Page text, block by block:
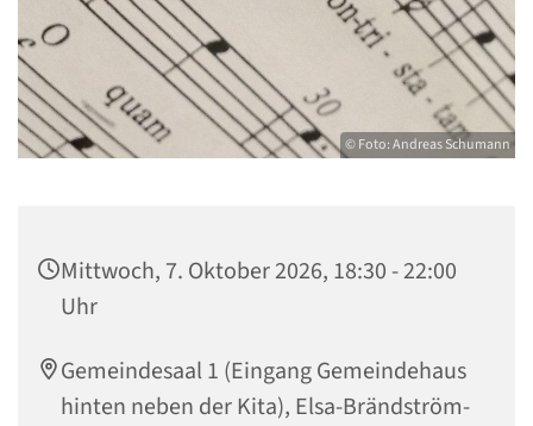
© Foto: Andreas Schumann
Mittwoch, 7. Oktober 2026, 18:30 - 22:00
Uhr
Gemeindesaal 1 (Eingang Gemeindehaus
hinten neben der Kita), Elsa-Brändström-